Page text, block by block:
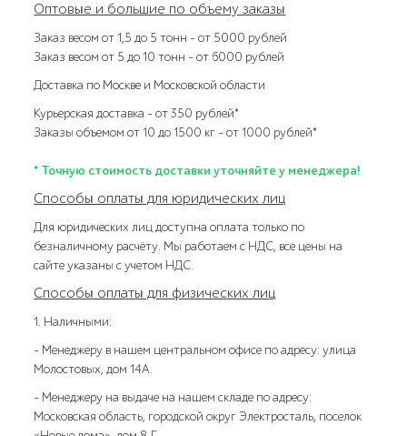
Оптовые и большие по объему заказы
Заказ весом от 1,5 до 5 тонн – от 5000 рублей
Заказ весом от 5 до 10 тонн – от 6000 рублей
Доставка по Москве и Московской области
Курьерская доставка – от 350 рублей*
Заказы объемом от 10 до 1500 кг – от 1000 рублей*
* Точную стоимость доставки уточняйте у менеджера!
Способы оплаты для юридических лиц
Для юридических лиц доступна оплата только по
безналичному расчёту. Мы работаем с НДС, все цены на
сайте указаны с учетом НДС.
Способы оплаты для физических лиц
1. Наличными:
- Менеджеру в нашем центральном офисе по адресу: улица
Молостовых, дом 14А.
- Менеджеру на выдаче на нашем складе по адресу:
Московская область, городской округ Электросталь, поселок